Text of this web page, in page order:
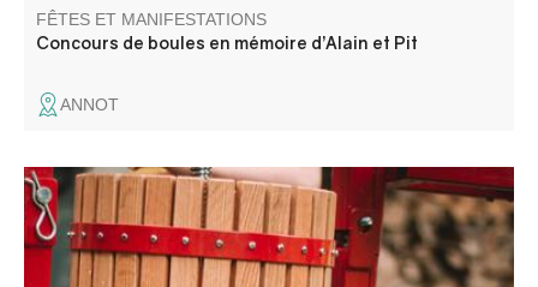
FÊTES ET MANIFESTATIONS
Concours de boules en mémoire d’Alain et Pit
ANNOT
Une journée pour broyer, presser, pasteuriser, échanger,
et partager sans modération !